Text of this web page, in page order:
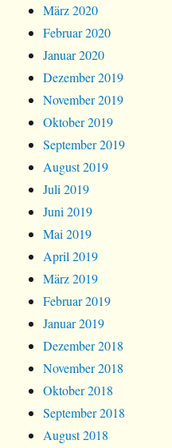
März 2020
Februar 2020
Januar 2020
Dezember 2019
November 2019
Oktober 2019
September 2019
August 2019
Juli 2019
Juni 2019
Mai 2019
April 2019
März 2019
Februar 2019
Januar 2019
Dezember 2018
November 2018
Oktober 2018
September 2018
August 2018